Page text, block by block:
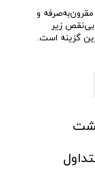
و
بی‌نقص زیر
گزینه است.